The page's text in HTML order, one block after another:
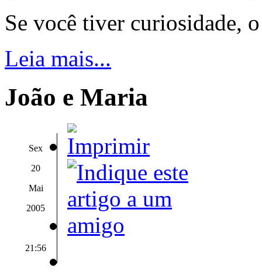
Se você tiver curiosidade,
Leia mais...
João e Maria
Sex
20
Mai
2005
21:56